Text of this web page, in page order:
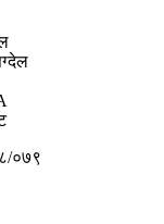
०७९